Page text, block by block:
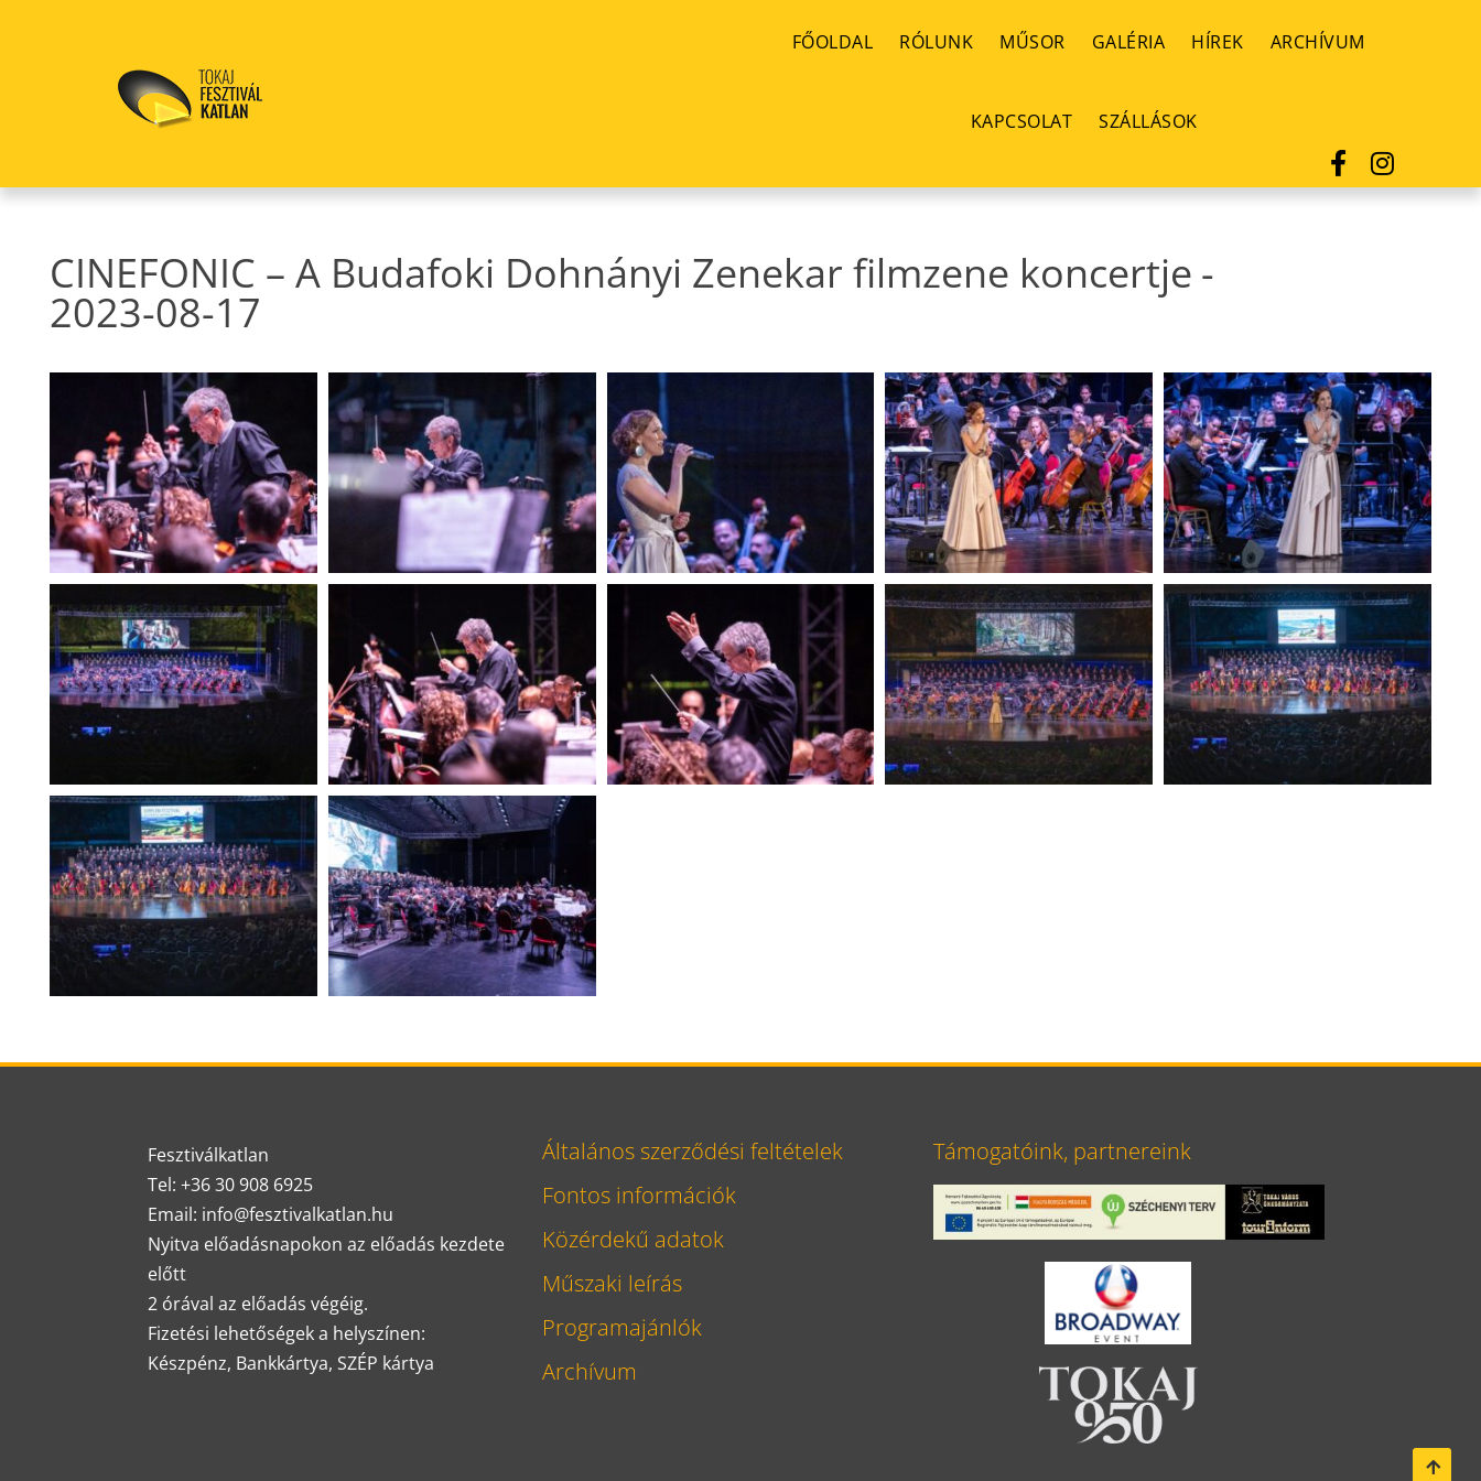
FŐOLDAL RÓLUNK MŰSOR GALÉRIA HÍREK ARCHÍVUM
KAPCSOLAT SZÁLLÁSOK
CINEFONIC – A Budafoki Dohnányi Zenekar filmzene koncertje -
2023-08-17
Fesztiválkatlan
Tel: +36 30 908 6925
Email: info@fesztivalkatlan.hu
Nyitva előadásnapokon az előadás kezdete
előtt
2 órával az előadás végéig.
Fizetési lehetőségek a helyszínen:
Készpénz, Bankkártya, SZÉP kártya
Általános szerződési feltételek
Fontos információk
Közérdekű adatok
Műszaki leírás
Programajánlók
Archívum
Támogatóink, partnereink